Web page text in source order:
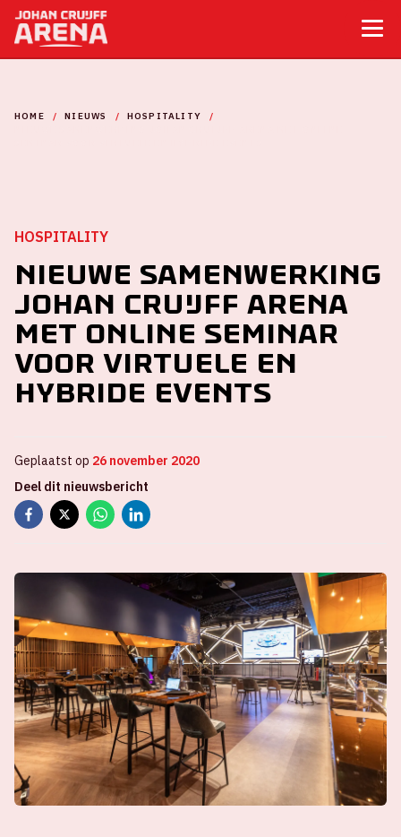
HOME NIEUWS
HOSPITALITY
HOSPITALITY
Nieuwe samenwerking
Johan Cruijff ArenA
met Online Seminar
voor virtuele en
hybride events
Geplaatst op 26 november 2020
Deel dit nieuwsbericht